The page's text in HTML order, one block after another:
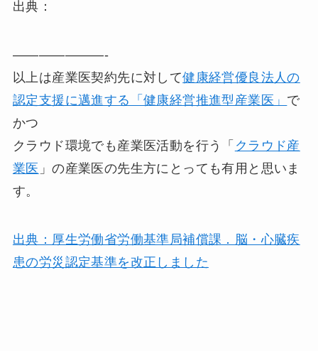
出典：
———————-
以上は産業医契約先に対して健康経営優良法人の
認定支援に邁進する「健康経営推進型産業医」 で
かつ
クラウド環境でも産業医活動を行う「 クラウド産
業医 」の産業医の先生方にとっても有用と思いま
す。
出典：厚生労働省労働基準局補償課．脳・心臓疾
患の労災認定基準を改正しました